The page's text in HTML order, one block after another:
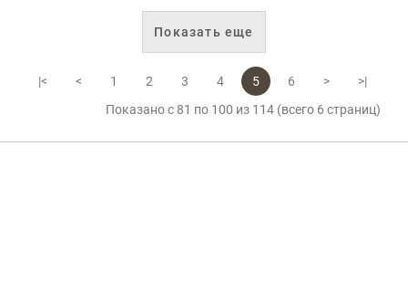
Показать еще
|< < 1 2 3 4 5 6 >
>|
Показано с 81 по 100 из 114 (всего 6 страниц)